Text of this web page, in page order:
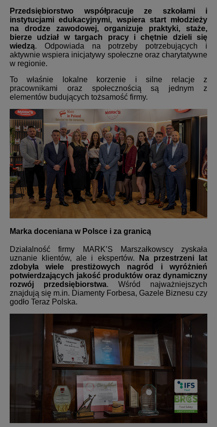
Przedsiębiorstwo współpracuje ze szkołami i
instytucjami edukacyjnymi, wspiera start młodzieży
na drodze zawodowej, organizuje praktyki, staże,
bierze udział w targach pracy i chętnie dzieli się
wiedzą. Odpowiada na potrzeby potrzebujących i
aktywnie wspiera inicjatywy społeczne oraz charytatywne
w regionie.
To właśnie lokalne korzenie i silne relacje z
pracownikami oraz społecznością są jednym z
elementów budujących tożsamość firmy.
Marka doceniana w Polsce i za granicą
Działalność firmy MARK’S Marszałkowscy zyskała
uznanie klientów, ale i ekspertów.
Na przestrzeni lat
zdobyła wiele prestiżowych nagród i wyróżnień
potwierdzających jakość produktów oraz dynamiczny
rozwój przedsiębiorstwa. Wśród najważniejszych
znajdują się m.in. Diamenty Forbesa, Gazele Biznesu czy
godło Teraz Polska.